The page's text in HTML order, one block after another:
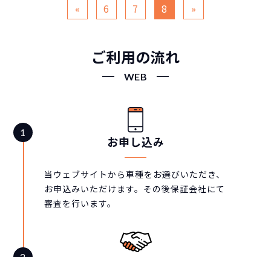
« 6 7 8 »
ご利用の流れ
WEB
お申し込み
当ウェブサイトから車種をお選びいただき、
お申込みいただけます。その後保証会社にて
審査を行います。